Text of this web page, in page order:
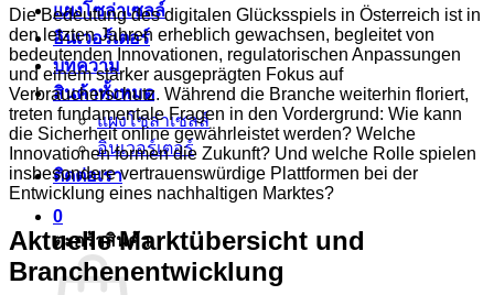
แผงโซล่าเซลล์
อินเวอร์เตอร์
บทความ
สินค้าทั้งหมด
แผงโซล่าเซลล์
อินเวอร์เตอร์
ติดต่อเรา
0
ตะกร้าสินค้า
Die Bedeutung des digitalen Glücksspiels in Österreich ist in
den letzten Jahren erheblich gewachsen, begleitet von
bedeutenden Innovationen, regulatorischen Anpassungen
und einem stärker ausgeprägten Fokus auf
Verbraucherschutz. Während die Branche weiterhin floriert,
treten fundamentale Fragen in den Vordergrund: Wie kann
die Sicherheit online gewährleistet werden? Welche
Innovationen formen die Zukunft? Und welche Rolle spielen
insbesondere vertrauenswürdige Plattformen bei der
Entwicklung eines nachhaltigen Marktes?
Aktuelle Marktübersicht und
Branchenentwicklung